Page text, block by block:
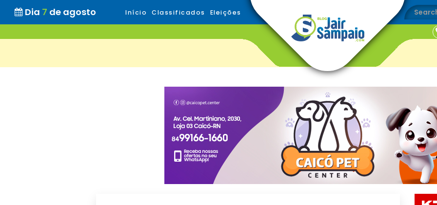
Dia 7 de agosto Início Classificados Eleições